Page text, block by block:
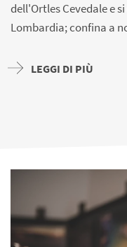
dell'Ortles Cevedale e
Lombardia; confina a
gratuitoe il Parco
dell’altitudine,
piante alpine. Dalle
boschi, si sale per
carezzati dai caldi
LEGGI DI PIÙ